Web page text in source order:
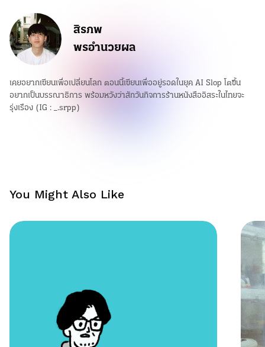
สิรภพ
พรอำนวยผล
เคยอยากเขียนเพื่อเปลี่ยนโลก ตอนนี้เขียนเพื่ออยู่รอดในยุค AI Slop โตขึ้น
อยากเป็นบรรณาธิการ พร้อมหวังว่าสักวันกิจการร้านหนังสืออิสระในไทยจะ
รุ่งเรือง (IG : _.srpp)
You Might Also Like